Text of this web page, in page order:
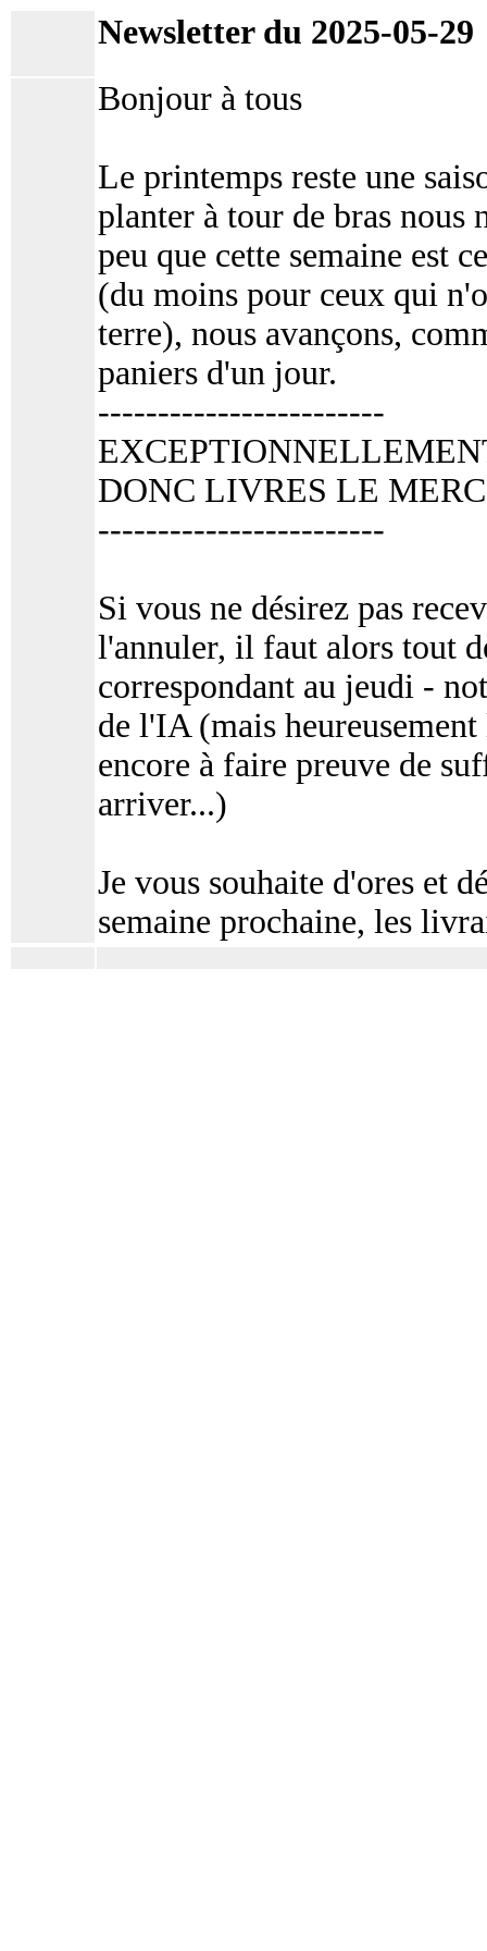
Newsletter du 2025-05-29
Bonjour à tous
Le printemps reste une
planter à tour de bras nous
peu que cette semaine est
(du moins pour ceux qui
terre), nous avançons,
paniers d'un jour.
------------------------
DONC LIVRES LE
------------------------
Si vous ne désirez pas
l'annuler, il faut alors tout
correspondant au jeudi -
de l'IA (mais
encore à faire preuve de
arriver...)
Je vous souhaite d'ores et
semaine prochaine, les